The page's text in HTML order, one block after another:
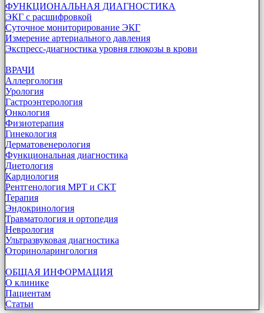
ФУНКЦИОНАЛЬНАЯ ДИАГНОСТИКА
ЭКГ с расшифровкой
Суточное мониторирование ЭКГ
Измерение артериального давления
Экспресс-диагностика уровня глюкозы в крови
ВРАЧИ
Аллергология
Урология
Гастроэнтерология
Онкология
Физиотерапия
Гинекология
Дерматовенерология
Функциональная диагностика
Диетология
Кардиология
Рентгенология МРТ и СКТ
Терапия
Эндокринология
Травматология и ортопедия
Неврология
Ультразвуковая диагностика
Оториноларингология
ОБЩАЯ ИНФОРМАЦИЯ
О клинике
Пациентам
Статьи